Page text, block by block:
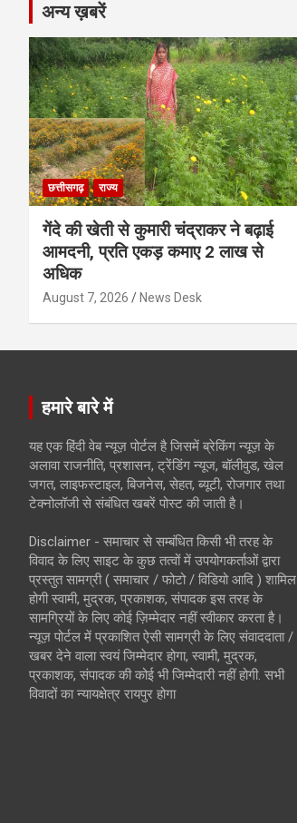
अन्य ख़बरें
छत्तीसगढ़ राज्य
गेंदे की खेती से कुमारी चंद्राकर ने बढ़ाई
आमदनी, प्रति एकड़ कमाए 2 लाख से
अधिक
August 7, 2026 News Desk
हमारे बारे में
यह एक हिंदी वेब न्यूज़ पोर्टल है जिसमें ब्रेकिंग न्यूज़ के
अलावा राजनीति, प्रशासन, ट्रेंडिंग न्यूज, बॉलीवुड, खेल
जगत, लाइफस्टाइल, बिजनेस, सेहत, ब्यूटी, रोजगार तथा
टेक्नोलॉजी से संबंधित खबरें पोस्ट की जाती है।
Disclaimer - समाचार से सम्बंधित किसी भी तरह के
विवाद के लिए साइट के कुछ तत्वों में उपयोगकर्ताओं द्वारा
प्रस्तुत सामग्री ( समाचार / फोटो / विडियो आदि ) शामिल
होगी स्वामी, मुद्रक, प्रकाशक, संपादक इस तरह के
सामग्रियों के लिए कोई ज़िम्मेदार नहीं स्वीकार करता है।
न्यूज़ पोर्टल में प्रकाशित ऐसी सामग्री के लिए संवाददाता /
खबर देने वाला स्वयं जिम्मेदार होगा, स्वामी, मुद्रक,
प्रकाशक, संपादक की कोई भी जिम्मेदारी नहीं होगी. सभी
विवादों का न्यायक्षेत्र रायपुर होगा